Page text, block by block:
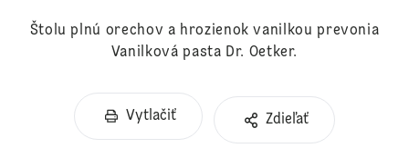
Štolu plnú orechov a hrozienok vanilkou prevonia
Vanilková pasta Dr. Oetker.
Vytlačiť Zdieľať